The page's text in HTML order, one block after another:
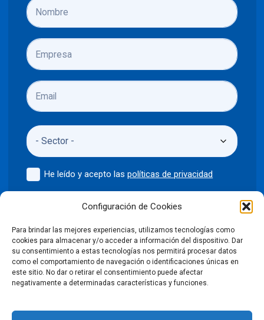
Configuración de Cookies
Para brindar las mejores experiencias, utilizamos tecnologías como
cookies para almacenar y/o acceder a información del dispositivo. Dar
su consentimiento a estas tecnologías nos permitirá procesar datos
como el comportamiento de navegación o identificaciones únicas en
este sitio. No dar o retirar el consentimiento puede afectar
negativamente a determinadas características y funciones.
He leído y acepto laspolíticas de privacidad
Enviar
©2024 Puntodis Política de privacidad Aviso legal